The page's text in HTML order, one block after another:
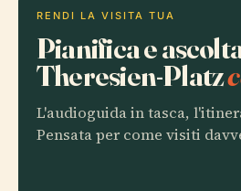
RENDI LA VISITA TUA
Pianifica e
Theresien-Platz
L'audioguida in tasca,
Pensata per come visiti